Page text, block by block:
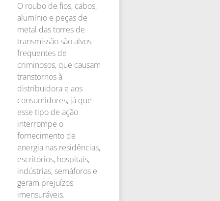
O roubo de fios, cabos,
alumínio e peças de
metal das torres de
transmissão são alvos
frequentes de
criminosos, que causam
transtornos à
distribuidora e aos
consumidores, já que
esse tipo de ação
interrompe o
fornecimento de
energia nas residências,
escritórios, hospitais,
indústrias, semáforos e
geram prejuízos
imensuráveis.